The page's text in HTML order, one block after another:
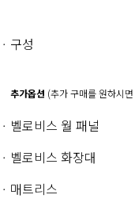
구성
추가옵션 (추가 구매를 원하시
벨로비스 월 패널
벨로비스 화장대
매트리스